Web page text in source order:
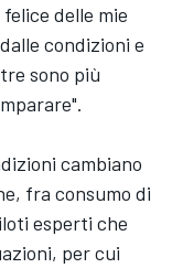
delle mie
condizioni e
sono più
cambiano
fra consumo di
esperti che
per cui